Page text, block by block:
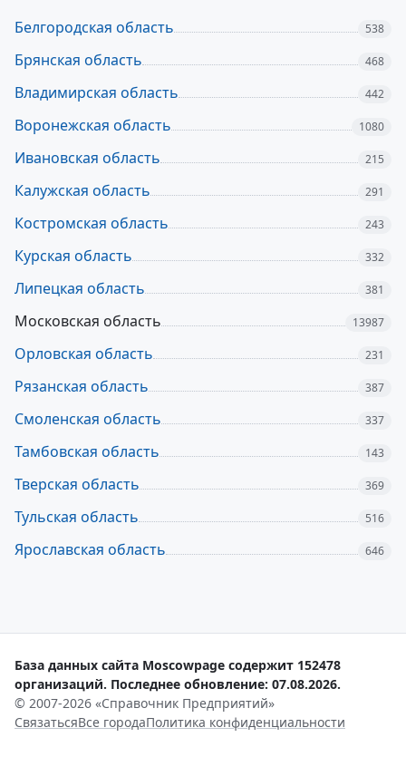
Белгородская область 538
Брянская область 468
Владимирская область 442
Воронежская область 1080
Ивановская область 215
Калужская область 291
Костромская область 243
Курская область 332
Липецкая область 381
Московская область 13987
Орловская область 231
Рязанская область 387
Смоленская область 337
Тамбовская область 143
Тверская область 369
Тульская область 516
Ярославская область 646
База данных сайта Moscowpage содержит 152478
организаций. Последнее обновление: 07.08.2026.
© 2007-2026 «Справочник Предприятий»
СвязатьсяВсе городаПолитика конфиденциальности